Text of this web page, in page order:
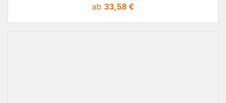
ab Preis
33,58 €